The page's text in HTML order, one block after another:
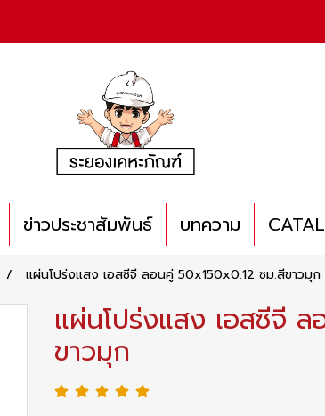
ข่าวประชาสัมพันธ์ บทความ
แผ่นโปร่งแสง เอสซีจี ลอนคู่ 50x150x0.12 ซม.สีขาวมุก
แผ่นโปร่งแสง เอสซีจี
ขาวมุก